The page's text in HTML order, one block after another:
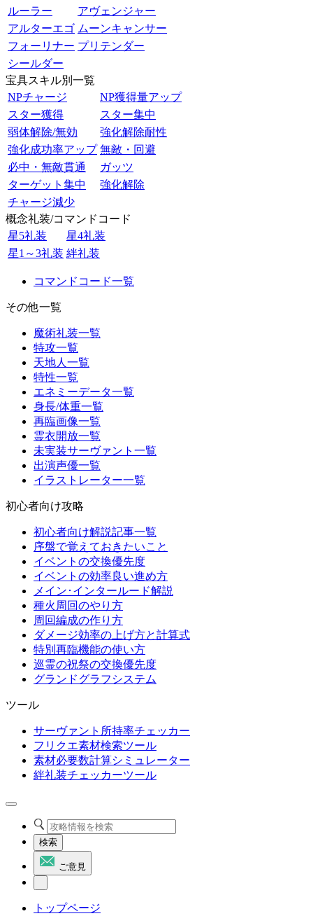
ルーラー
アヴェンジャー
アルターエゴ ムーンキャンサー
フォーリナー プリテンダー
シールダー
宝具スキル別一覧
NPチャージ
NP獲得量アップ
スター獲得
スター集中
弱体解除/無効
強化解除耐性
強化成功率アップ 無敵・回避
必中・無敵貫通
ガッツ
ターゲット集中
強化解除
チャージ減少
概念礼装/コマンドコード
星5礼装
星4礼装
星1～3礼装 絆礼装
コマンドコード一覧
その他一覧
魔術礼装一覧
特攻一覧
天地人一覧
特性一覧
エネミーデータ一覧
身長/体重一覧
再臨画像一覧
霊衣開放一覧
未実装サーヴァント一覧
出演声優一覧
イラストレーター一覧
初心者向け攻略
初心者向け解説記事一覧
序盤で覚えておきたいこと
イベントの交換優先度
イベントの効率良い進め方
メイン･インタールード解説
種火周回のやり方
周回編成の作り方
ダメージ効率の上げ方と計算式
特別再臨機能の使い方
巡霊の祝祭の交換優先度
グランドグラフシステム
ツール
サーヴァント所持率チェッカー
フリクエ素材検索ツール
素材必要数計算シミュレーター
絆礼装チェッカーツール
検索
ご意見
トップページ